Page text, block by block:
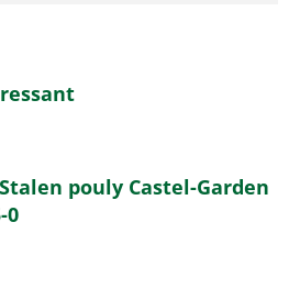
pouly Castel-Garden
0